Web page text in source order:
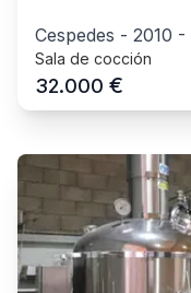
Cespedes - 2010 -
Sala de cocción
32.000 €